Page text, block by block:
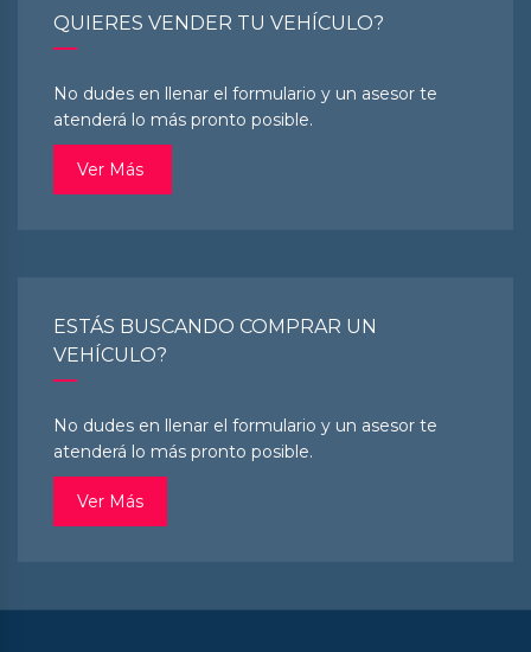
QUIERES VENDER TU VEHÍCULO?
No dudes en llenar el formulario y un asesor te
atenderá lo más pronto posible.
Ver Más
ESTÁS BUSCANDO COMPRAR UN
VEHÍCULO?
No dudes en llenar el formulario y un asesor te
atenderá lo más pronto posible.
Ver Más